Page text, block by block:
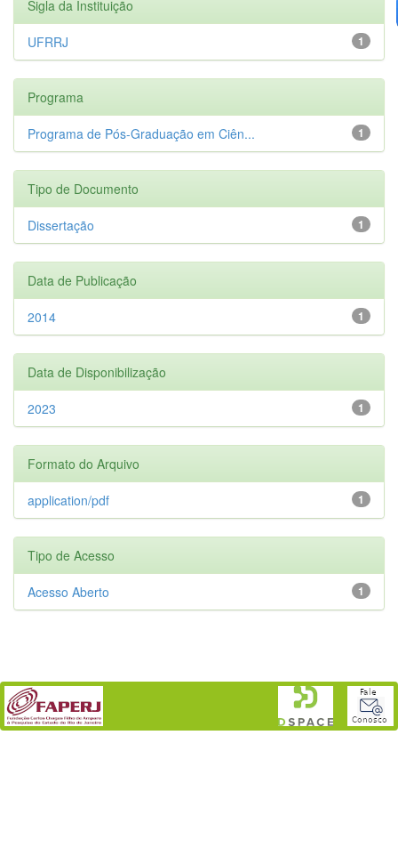
Sigla da Instituição
1
UFRRJ
Programa
1
Programa de Pós-Graduação em Ciên...
Tipo de Documento
1
Dissertação
Data de Publicação
1
2014
Data de Disponibilização
1
2023
Formato do Arquivo
1
application/pdf
Tipo de Acesso
1
Acesso Aberto